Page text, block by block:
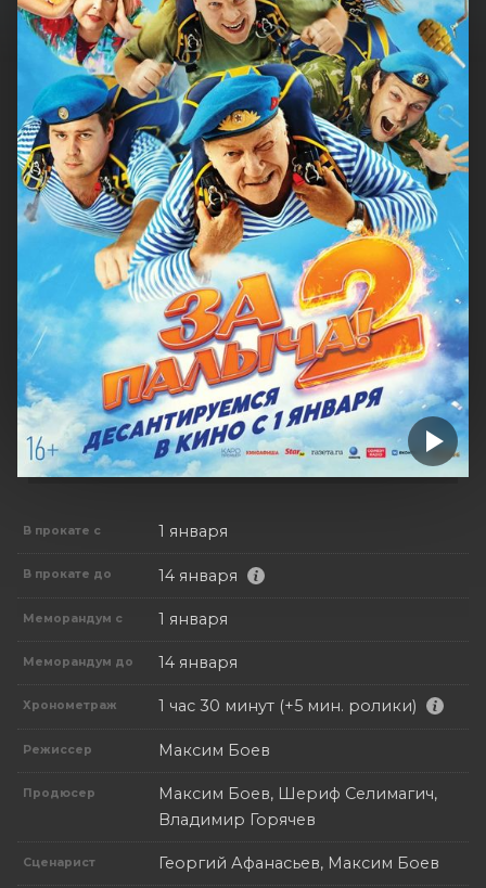
В прокате с 1 января
В прокате до 14 января
Меморандум с 1 января
Меморандум до 14 января
Хронометраж 1 час 30 минут (+5 мин. ролики)
Режиссер Максим Боев
Продюсер
Максим Боев, Шериф Селимагич,
Владимир Горячев
Сценарист Георгий Афанасьев, Максим Боев